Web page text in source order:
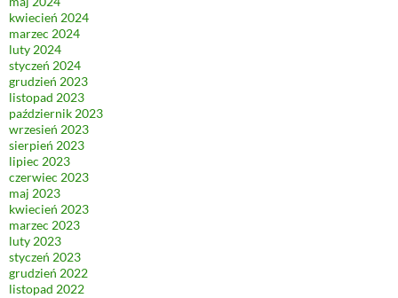
kwiecień 2024
marzec 2024
luty 2024
styczeń 2024
grudzień 2023
listopad 2023
październik 2023
wrzesień 2023
sierpień 2023
lipiec 2023
czerwiec 2023
maj 2023
kwiecień 2023
marzec 2023
luty 2023
styczeń 2023
grudzień 2022
listopad 2022